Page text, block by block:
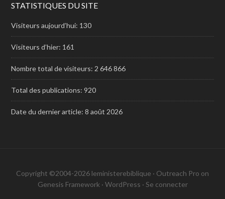
STATISTIQUES DU SITE
Visiteurs aujourd’hui: 130
Visiteurs d’hier: 161
Nombre total de visiteurs: 2 646 866
Total des publications:920
Date du dernier article:8 août 2026
Copyright ©2004-2026 leministerebiblique · Outreach Pro on
Genesis Framework · WordPress · Se connecter